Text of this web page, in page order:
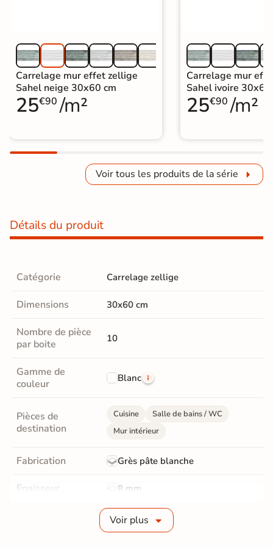
Carrelage mur effet zellige
Sahel neige 30x60 cm
25€90 /m²
Carrelage mur
Sahel ivoire 30x60
25€90 /m²
Voir tous les produits de la série
Détails du produit
Catégorie Carrelage zellige
Dimensions 30x60 cm
Nombre de pièce
par boite
10
Gamme de
couleur
Blanc
Pièces de
destination
Cuisine
Salle de bains / WC
Mur intérieur
Fabrication Grès pâte blanche
Epaisseur 8 mm
Non-rectifié
Voir plus